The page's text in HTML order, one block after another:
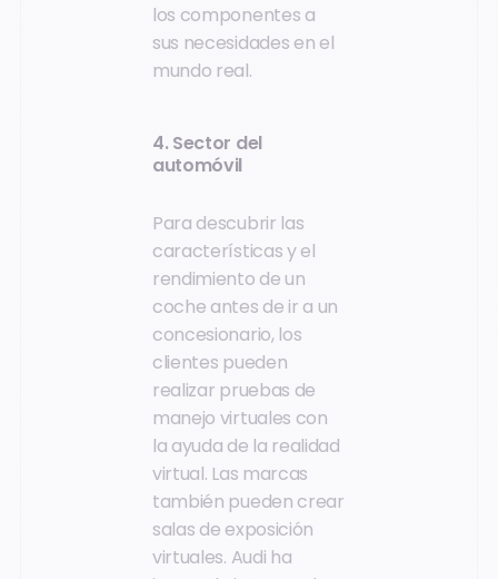
los componentes a
sus necesidades en el
mundo real.
4. Sector del
automóvil
Para descubrir las
características y el
rendimiento de un
coche antes de ir a un
concesionario, los
clientes pueden
realizar pruebas de
manejo virtuales con
la ayuda de la realidad
virtual. Las marcas
también pueden crear
salas de exposición
virtuales. Audi ha